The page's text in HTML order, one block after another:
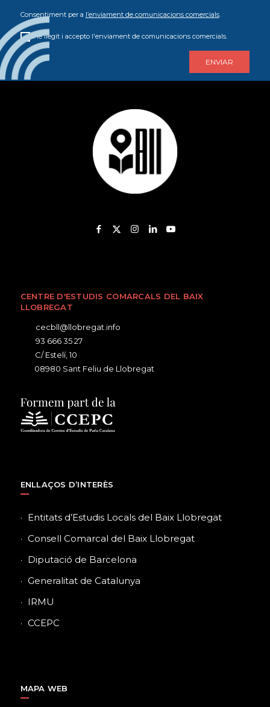
Consentiment per a l’enviament de comunicacions comercials.
He llegit i accepto l'enviament de comunicacions comercials.
CENTRE D'ESTUDIS COMARCALS DEL BAIX
LLOBREGAT
cecbll@llobregat.info
93 666 35 27
C/ Estelí, 10
08980 Sant Feliu de Llobregat
ENLLAÇOS D’INTERÈS
Entitats d’Estudis Locals del Baix Llobregat
Consell Comarcal del Baix Llobregat
Diputació de Barcelona
Generalitat de Catalunya
IRMU
CCEPC
MAPA WEB